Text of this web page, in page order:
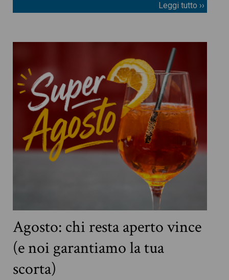
Leggi tutto ››
Agosto: chi resta aperto vince
(e noi garantiamo la tua
scorta)